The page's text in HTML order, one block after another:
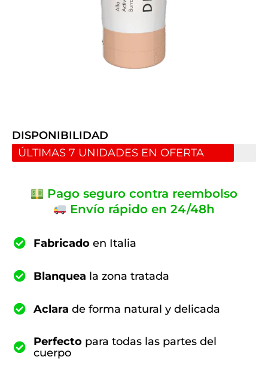
DISPONIBILIDAD
ÚLTIMAS 7 UNIDADES EN OFERTA
Pago seguro contra reembolso
Envío rápido en 24/48h
Fabricado en Italia
Blanquea la zona tratada
Aclara de forma natural y delicada
Perfecto para todas las partes del
cuerpo